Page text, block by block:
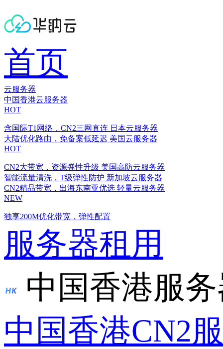
首页
云服务器
中国香港云服务器
HOT
含国际T1网络，CN2三网直连 日本云服务器
大陆优化路由，免备案低延迟 美国云服务器
HOT
CN2大带宽，资源弹性升级 美国高防云服务器
智能流量清洗，T级弹性防护 新加坡云服务器
CN2精品带宽，出海东南亚优选 轻量云服务器
NEW
独享200M优化带宽，弹性配置
服务器租用
中国香港服
中国香港CN2